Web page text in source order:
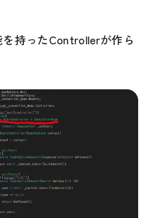
持ったControllerが作ら